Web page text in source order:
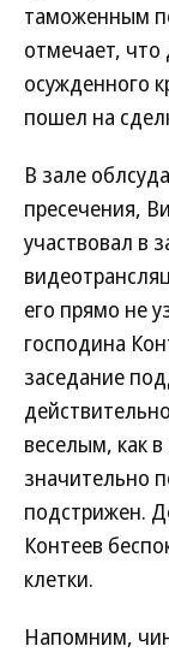
таможенным
отмечает, что
осужденного
пошел на
В зале
пресечения,
участвовал в
его прямо не
господина
заседание
веселым, как
значительно
подстрижен.
Контеев
клетки.
Напомним,